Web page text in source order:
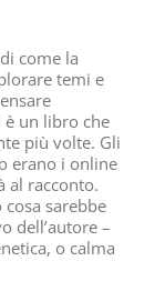
come la
temi e
un libro che
più volte. Gli
erano i online
al racconto.
sarebbe
dell’autore –
o calma